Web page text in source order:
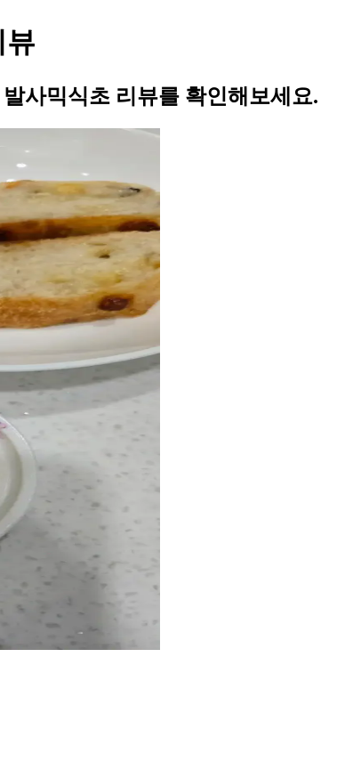
뷰
사믹식초 리뷰를 확인해보세요.